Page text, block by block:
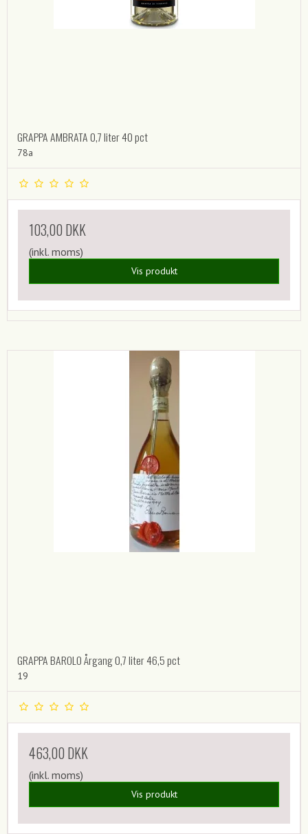
GRAPPA AMBRATA 0,7 liter 40 pct
78a
103,00 DKK
(inkl. moms)
Vis produkt
GRAPPA BAROLO Årgang 0,7 liter 46,5 pct
19
463,00 DKK
(inkl. moms)
Vis produkt